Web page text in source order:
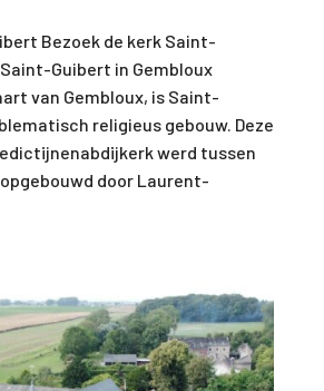
Bezoek de kerk Saint-
Guibert in Gembloux
van Gembloux, is Saint-
religieus gebouw. Deze
werd tussen
door Laurent-